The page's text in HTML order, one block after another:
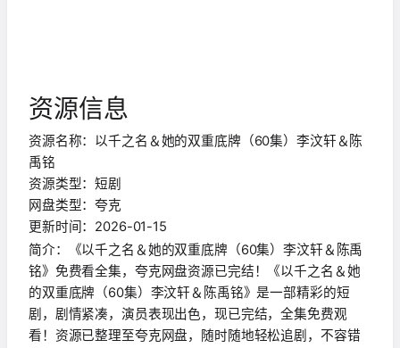
资源信息
资源名称：以千之名＆她的双重底牌（60集）李汶轩＆陈
禹铭
资源类型：短剧
网盘类型：夸克
更新时间：2026-01-15
简介：《以千之名＆她的双重底牌（60集）李汶轩＆陈禹
铭》免费看全集，夸克网盘资源已完结！《以千之名＆她
的双重底牌（60集）李汶轩＆陈禹铭》是一部精彩的短
剧，剧情紧凑，演员表现出色，现已完结，全集免费观
看！资源已整理至夸克网盘，随时随地轻松追剧，不容错